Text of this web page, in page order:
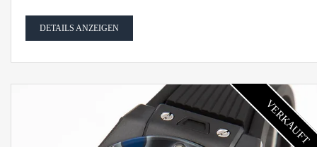
DETAILS ANZEIGEN
VERKAUFT